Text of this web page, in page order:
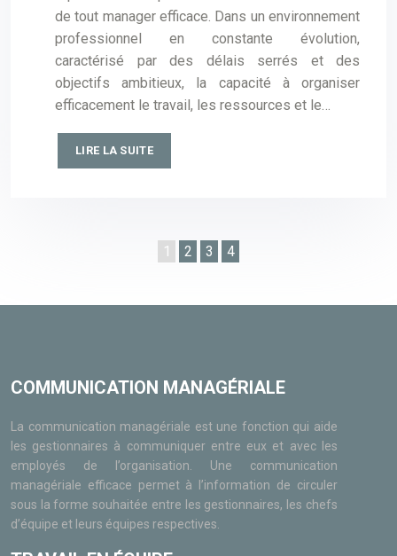
de tout manager efficace. Dans un environnement
professionnel en constante évolution,
caractérisé par des délais serrés et des
objectifs ambitieux, la capacité à organiser
efficacement le travail, les ressources et le…
LIRE LA SUITE
1 2 3 4
COMMUNICATION MANAGÉRIALE
La communication managériale est une fonction qui aide
les gestionnaires à communiquer entre eux et avec les
employés de l’organisation. Une communication
managériale efficace permet à l’information de circuler
sous la forme souhaitée entre les gestionnaires, les chefs
d’équipe et leurs équipes respectives.